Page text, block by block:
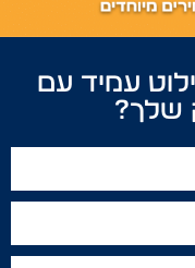
עמיד עם
שלך?